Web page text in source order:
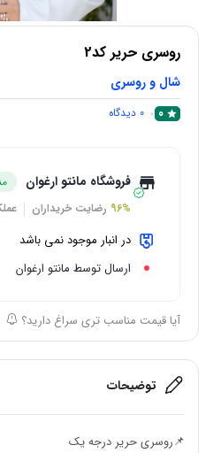
روسری حریر کد2
شال و روسری
0
0 دیدگاه
فروشگاه مانتو ارغوان
96% رضایت خریداران
در انبار موجود نمی باشد
ارسال توسط مانتو ارغوان
آیا قیمت مناسب تری سراغ دارید؟
توضیحات
📌روسری حریر درجه یک